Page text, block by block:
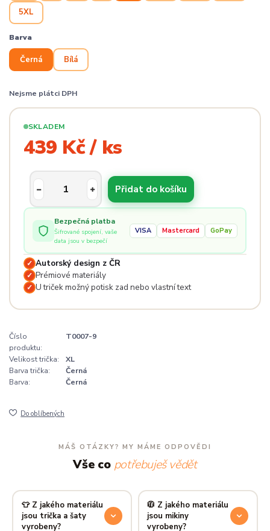
5XL
Barva
Černá Bílá
Nejsme plátci DPH
SKLADEM
439 Kč / ks
Přidat do košíku
Bezpečná platba
Šifrované spojení, vaše
data jsou v bezpečí
VISA Mastercard GoPay
✓ Autorský design z ČR
✓ Prémiové materiály
✓ U triček možný potisk zad nebo vlastní text
Číslo
produktu:
T0007-9
Velikost trička:
XL
Barva trička:
Černá
Barva:
Černá
Do oblíbených
MÁŠ OTÁZKY? MY MÁME ODPOVĚDI
Vše co potřebuješ vědět
👕 Z jakého materiálu
jsou trička a šaty
vyrobeny?
🧥 Z jakého materiálu
jsou mikiny
vyrobeny?